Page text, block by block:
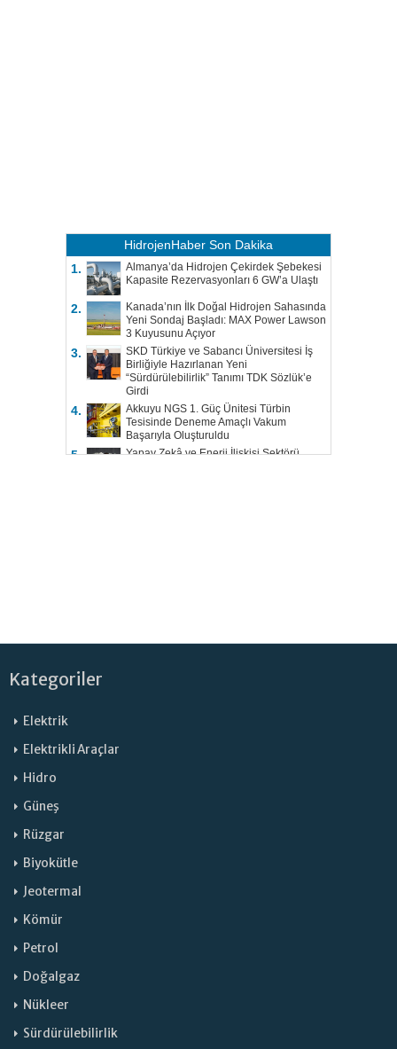
HidrojenHaber Son Dakika
1.
Almanya’da Hidrojen Çekirdek Şebekesi
Kapasite Rezervasyonları 6 GW’a Ulaştı
2.
Kanada’nın İlk Doğal Hidrojen Sahasında
Yeni Sondaj Başladı: MAX Power Lawson
3 Kuyusunu Açıyor
3.
SKD Türkiye ve Sabancı Üniversitesi İş
Birliğiyle Hazırlanan Yeni
“Sürdürülebilirlik” Tanımı TDK Sözlük’e
Girdi
4.
Akkuyu NGS 1. Güç Ünitesi Türbin
Tesisinde Deneme Amaçlı Vakum
Başarıyla Oluşturuldu
5.
Yapay Zekâ ve Enerji İlişkisi Sektörü
Kategoriler
Elektrik
Elektrikli Araçlar
Hidro
Güneş
Rüzgar
Biyokütle
Jeotermal
Kömür
Petrol
Doğalgaz
Nükleer
Sürdürülebilirlik